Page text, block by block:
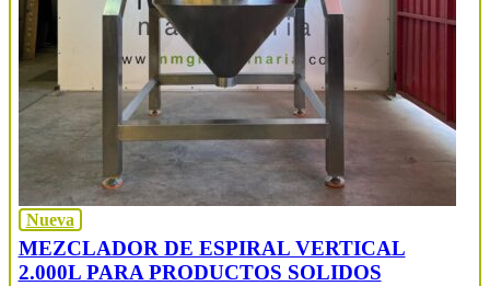
Nueva
MEZCLADOR DE ESPIRAL VERTICAL
2.000L PARA PRODUCTOS SOLIDOS